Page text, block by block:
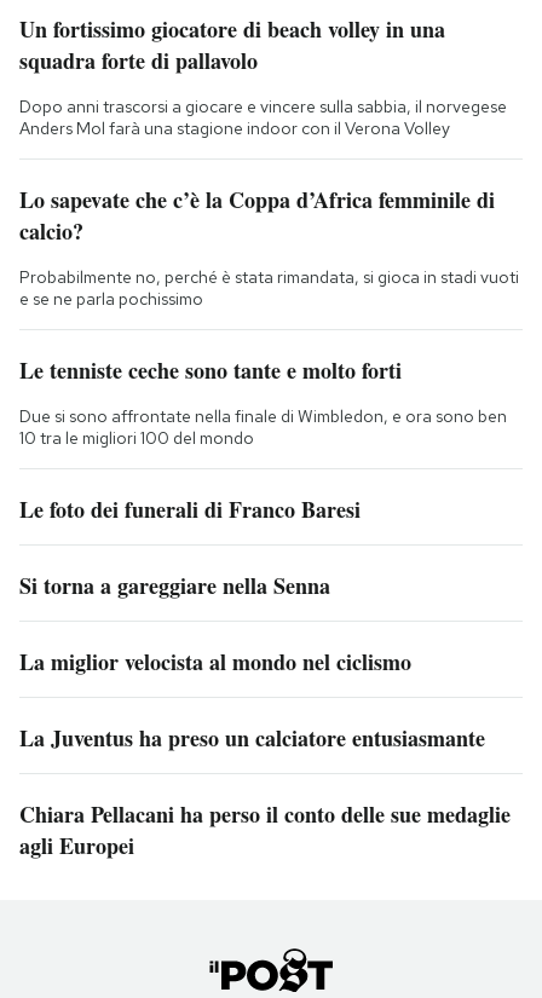
Un fortissimo giocatore di beach volley in una
squadra forte di pallavolo
Dopo anni trascorsi a giocare e vincere sulla sabbia, il norvegese
Anders Mol farà una stagione indoor con il Verona Volley
Lo sapevate che c’è la Coppa d’Africa femminile di
calcio?
Probabilmente no, perché è stata rimandata, si gioca in stadi vuoti
e se ne parla pochissimo
Le tenniste ceche sono tante e molto forti
Due si sono affrontate nella finale di Wimbledon, e ora sono ben
10 tra le migliori 100 del mondo
Le foto dei funerali di Franco Baresi
Si torna a gareggiare nella Senna
La miglior velocista al mondo nel ciclismo
La Juventus ha preso un calciatore entusiasmante
Chiara Pellacani ha perso il conto delle sue medaglie
agli Europei